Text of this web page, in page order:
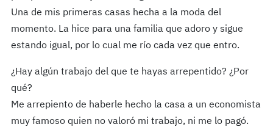
Una de mis primeras casas hecha a la moda del
momento. La hice para una familia que adoro y sigue
estando igual, por lo cual me río cada vez que entro.
¿Hay algún trabajo del que te hayas arrepentido? ¿Por
qué?
Me arrepiento de haberle hecho la casa a un economista
muy famoso quien no valoró mi trabajo, ni me lo pagó.